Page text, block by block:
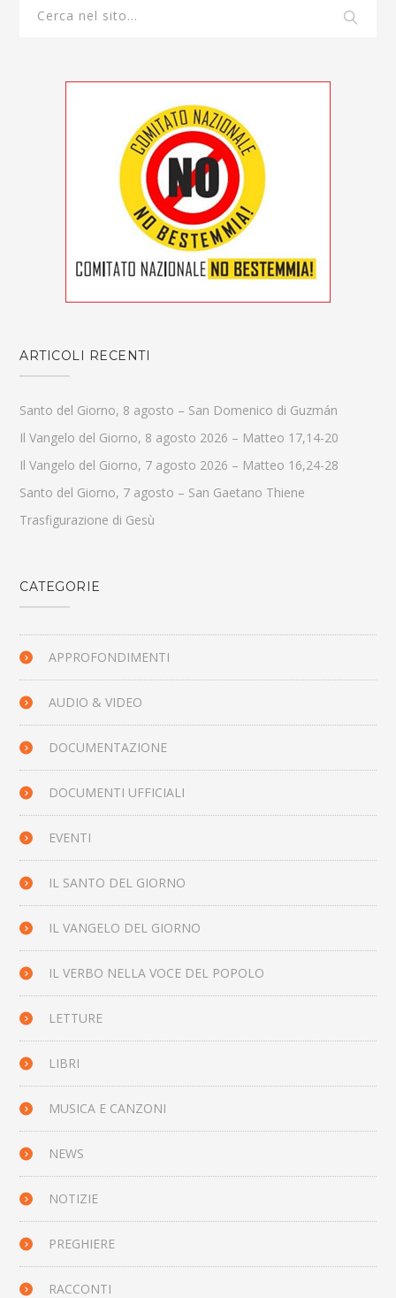
ARTICOLI RECENTI
Santo del Giorno, 8 agosto – San Domenico di Guzmán
Il Vangelo del Giorno, 8 agosto 2026 – Matteo 17,14-20
Il Vangelo del Giorno, 7 agosto 2026 – Matteo 16,24-28
Santo del Giorno, 7 agosto – San Gaetano Thiene
Trasfigurazione di Gesù
CATEGORIE
APPROFONDIMENTI
AUDIO & VIDEO
DOCUMENTAZIONE
DOCUMENTI UFFICIALI
EVENTI
IL SANTO DEL GIORNO
IL VANGELO DEL GIORNO
IL VERBO NELLA VOCE DEL POPOLO
LETTURE
LIBRI
MUSICA E CANZONI
NEWS
NOTIZIE
PREGHIERE
RACCONTI